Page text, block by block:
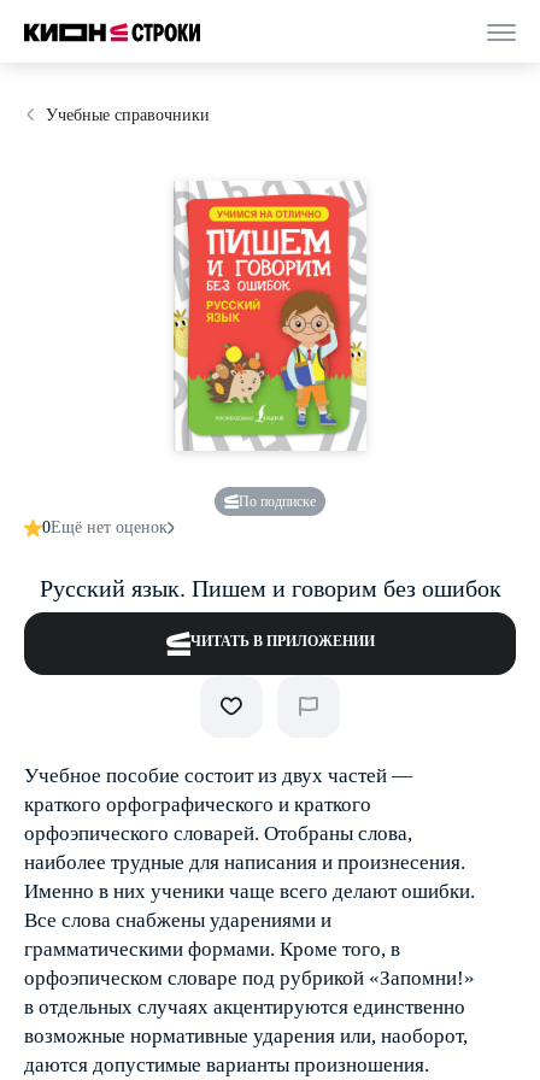
Учебные справочники
По подписке
0Ещё нет оценок
Русский язык. Пишем и говорим без ошибок
ЧИТАТЬ В ПРИЛОЖЕНИИ
Учебное пособие состоит из двух частей —
краткого орфографического и краткого
орфоэпического словарей. Отобраны слова,
наиболее трудные для написания и произнесения.
Именно в них ученики чаще всего делают ошибки.
Все слова снабжены ударениями и
грамматическими формами. Кроме того, в
орфоэпическом словаре под рубрикой «Запомни!»
в отдельных случаях акцентируются единственно
возможные нормативные ударения или, наоборот,
даются допустимые варианты произношения.